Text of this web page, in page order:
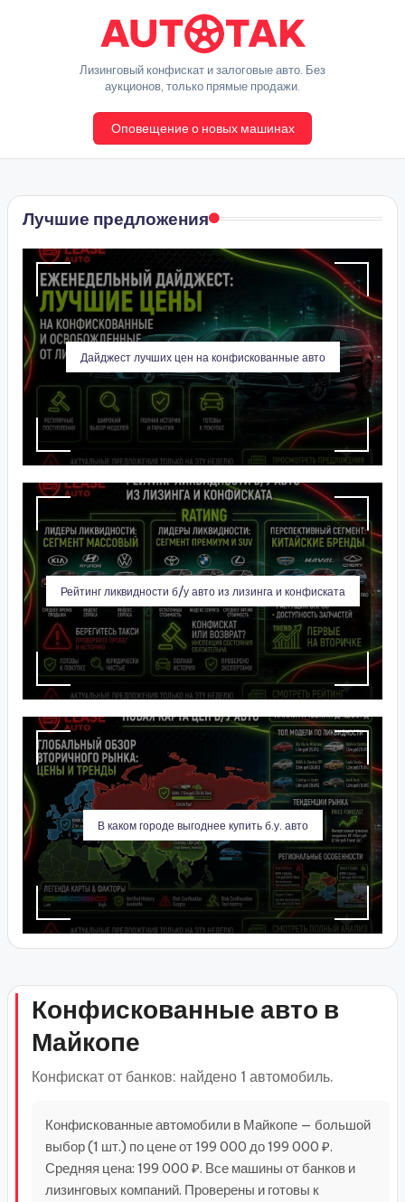
содержимому
A
t
o
T
a
k
Лизинговый конфискат и залоговые авто. Без
аукционов, только прямые продажи.
Оповещение о новых машинах
Лучшие предложения
Дайджест лучших цен на конфискованные авто
Рейтинг ликвидности б/у авто из лизинга и конфиската
В каком городе выгоднее купить б.у. авто
Конфискованные авто в
Майкопе
Конфискат от банков: найдено 1 автомобиль.
Конфискованные автомобили в Майкопе — большой
выбор (1 шт.) по цене от 199 000 до 199 000 ₽.
Средняя цена: 199 000 ₽. Все машины от банков и
лизинговых компаний. Проверены и готовы к